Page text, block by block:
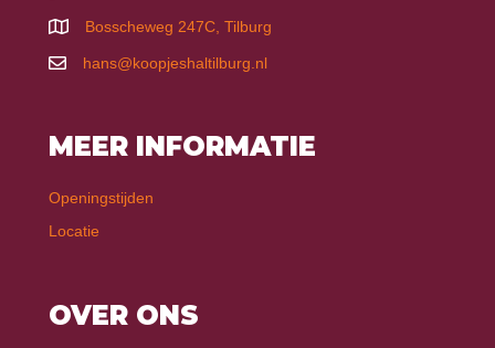
Bosscheweg 247C, Tilburg
hans@koopjeshaltilburg.nl
MEER INFORMATIE
Openingstijden
Locatie
OVER ONS